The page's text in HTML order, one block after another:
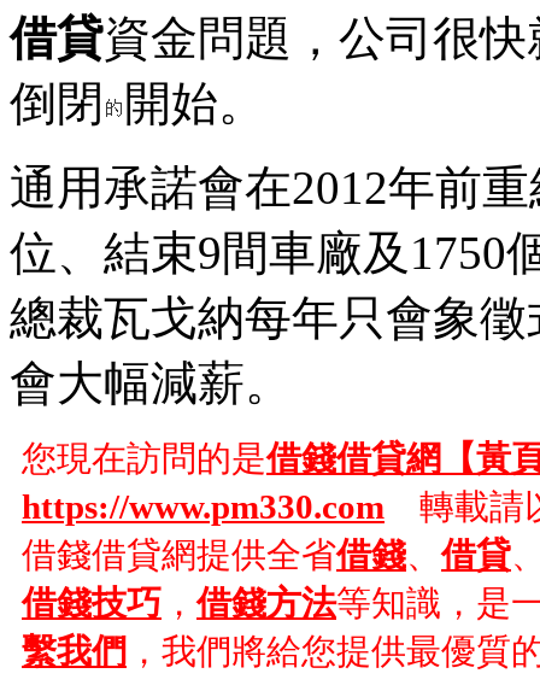
借貸資金問題，公司很
倒閉
開始。
通用承諾會在2012年前
位、結束9間車廠及1750
總裁瓦戈納每年只會象
會大幅減薪。
您現在訪問的是借錢借貸網【黃
https://www.pm330.com 轉載請
借錢借貸網提供全省借錢、借貸
借錢技巧 ，借錢方法等知識，是
繫我們 ，我們將給您提供最優質